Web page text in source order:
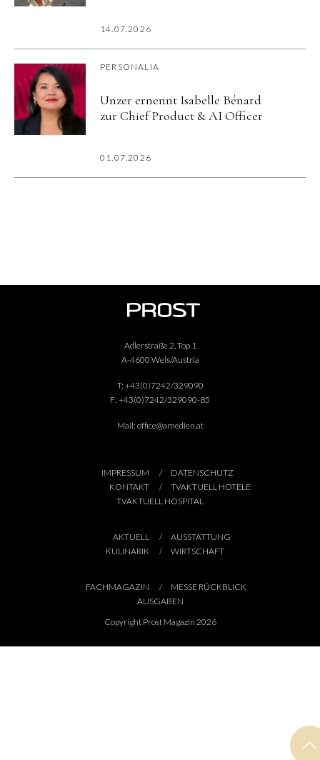
14.07.2026
PERSONALIA
Unzer ernennt Isabelle Bénard
zur Chief Product & AI Officer
01.07.2026
Adlerstraße 2, Top 1
A-4600 Wels/Austria
T: +43(0)7242/329090
F: +43(0)7242/329090-85
Mail: office@amedien.at
IMPRESSUM
DATENSCHUTZ
KONTAKT
TVAKTUELL HOTELE
TVAKTUELL HOSPITAL
AKTUELL
AUSSTATTUNG
KULINARIK
WIRTSCHAFT
FACHMAGAZIN
MESSE RÜCKBLICK
AUSGABEN
Copyright Prost Magazin 2026